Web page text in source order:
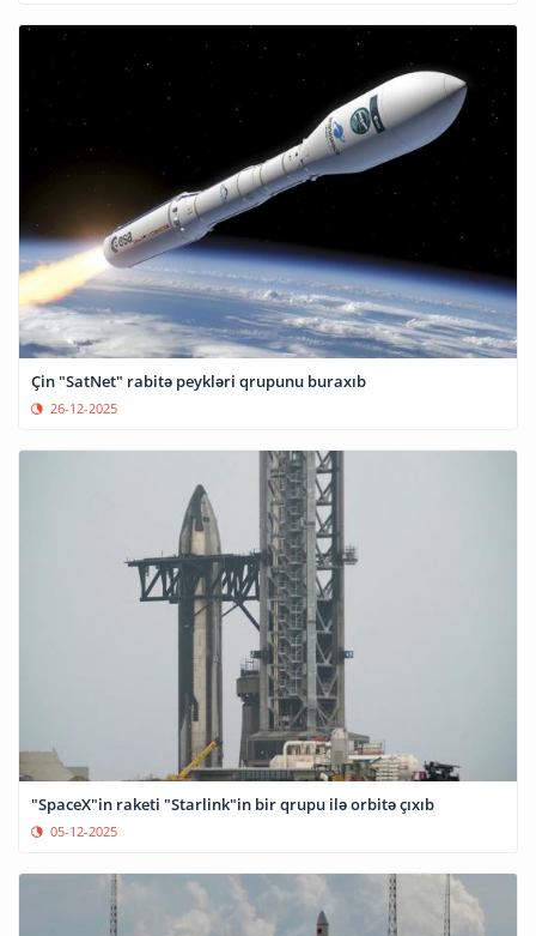
Çin "SatNet" rabitə peykləri qrupunu buraxıb
26-12-2025
"SpaceX"in raketi "Starlink"in bir qrupu ilə orbitə çıxıb
05-12-2025